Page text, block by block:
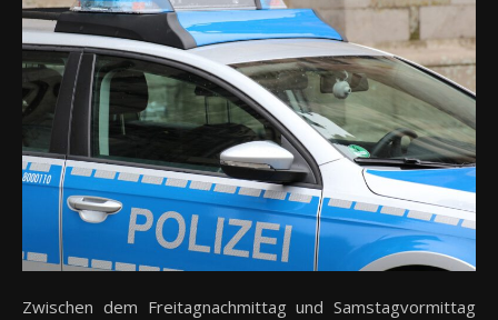
Zwischen dem Freitagnachmittag und Samstagvormittag